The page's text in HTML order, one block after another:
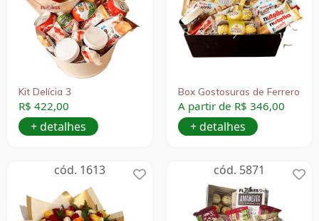
Kit Delícia 3
R$ 422,00
+ detalhes
Box Gostosuras de Ferrero
A partir de R$ 346,00
+ detalhes
cód. 1613 cód. 5871